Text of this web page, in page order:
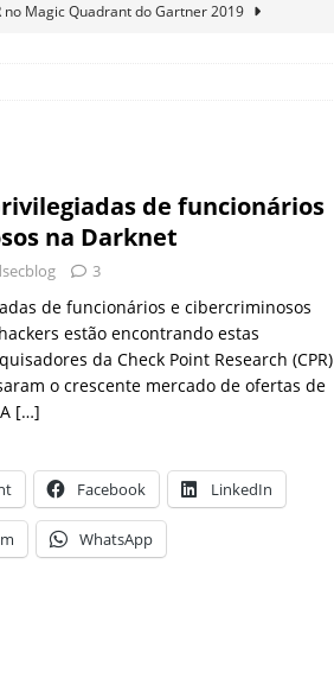
no Magic Quadrant do Gartner 2019
da IA se torna um risco
NOTÍCIAS
de phishing para 54% NOTÍCIAS
de funcionários
na Darknet
3
de funcionários e cibercriminosos
estão encontrando estas
da Check Point Research (CPR)
o crescente mercado de ofertas de
[…]
Facebook LinkedIn
WhatsApp